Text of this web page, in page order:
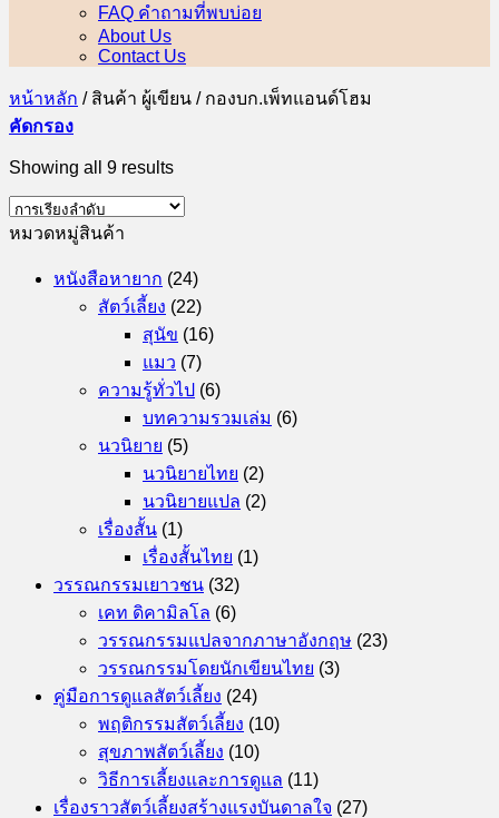
FAQ คำถามที่พบบ่อย
About Us
Contact Us
หน้าหลัก /สินค้า ผู้เขียน /กองบก.เพ็ทแอนด์โฮม
คัดกรอง
Showing all 9 results
หมวดหมู่สินค้า
หนังสือหายาก (24)
สัตว์เลี้ยง (22)
สุนัข (16)
แมว (7)
ความรู้ทั่วไป (6)
บทความรวมเล่ม (6)
นวนิยาย (5)
นวนิยายไทย (2)
นวนิยายแปล (2)
เรื่องสั้น (1)
เรื่องสั้นไทย (1)
วรรณกรรมเยาวชน (32)
เคท ดิคามิลโล (6)
วรรณกรรมแปลจากภาษาอังกฤษ (23)
วรรณกรรมโดยนักเขียนไทย (3)
คู่มือการดูแลสัตว์เลี้ยง (24)
พฤติกรรมสัตว์เลี้ยง (10)
สุขภาพสัตว์เลี้ยง (10)
วิธีการเลี้ยงและการดูแล (11)
เรื่องราวสัตว์เลี้ยงสร้างแรงบันดาลใจ (27)